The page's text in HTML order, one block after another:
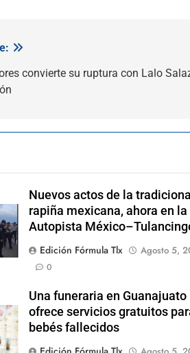
convierte su ruptura con Lalo
Nuevos actos de la tradicional
rapiña mexicana, ahora en la
Autopista
Edición Fórmula Tlx
Agosto 5,
0
Una funeraria en Guanajuato
ofrece servicios gratuitos
bebés fallecidos